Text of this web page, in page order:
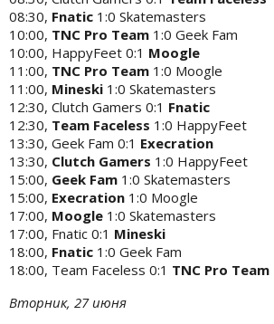
08:30, Fnatic 1:0 Skatemasters
10:00, TNC Pro Team 1:0 Geek Fam
10:00, HappyFeet 0:1 Moogle
11:00, TNC Pro Team 1:0 Moogle
11:00, Mineski 1:0 Skatemasters
12:30, Clutch Gamers 0:1 Fnatic
12:30, Team Faceless 1:0 HappyFeet
13:30, Geek Fam 0:1 Execration
13:30, Clutch Gamers 1:0 HappyFeet
15:00, Geek Fam 1:0 Skatemasters
15:00, Execration 1:0 Moogle
17:00, Moogle 1:0 Skatemasters
17:00, Fnatic 0:1 Mineski
18:00, Fnatic 1:0 Geek Fam
18:00, Team Faceless 0:1 TNC Pro Team
Вторник, 27 июня